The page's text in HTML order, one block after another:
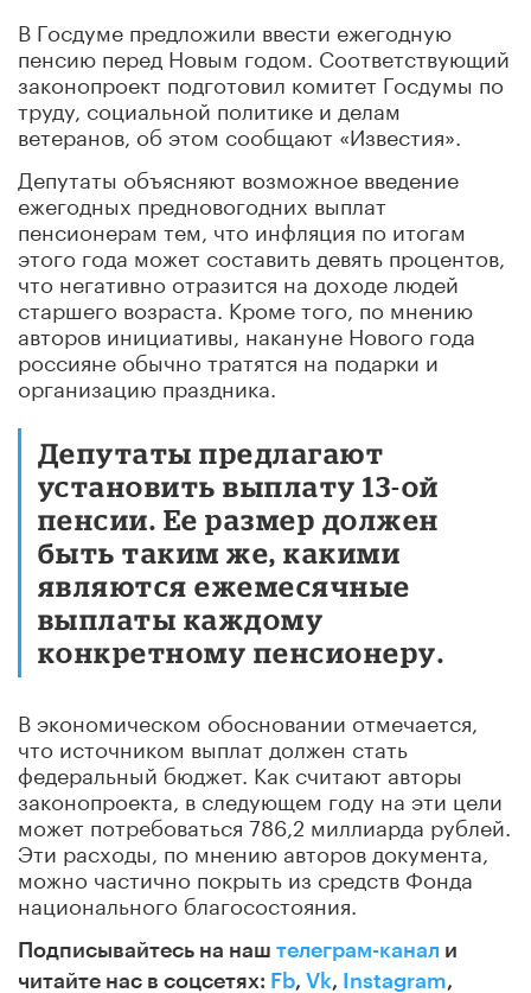
В Госдуме предложили ввести ежегодную
пенсию перед Новым годом. Соответствующий
законопроект подготовил комитет Госдумы по
труду, социальной политике и делам
ветеранов, об этом сообщают «Известия».
Депутаты объясняют возможное введение
ежегодных предновогодних выплат
пенсионерам тем, что инфляция по итогам
этого года может составить девять процентов,
что негативно отразится на доходе людей
старшего возраста. Кроме того, по мнению
авторов инициативы, накануне Нового года
россияне обычно тратятся на подарки и
организацию праздника.
Депутаты предлагают
установить выплату 13-ой
пенсии. Ее размер должен
быть таким же, какими
являются ежемесячные
выплаты каждому
конкретному пенсионеру.
В экономическом обосновании отмечается,
что источником выплат должен стать
федеральный бюджет. Как считают авторы
законопроекта, в следующем году на эти цели
может потребоваться 786,2 миллиарда рублей.
Эти расходы, по мнению авторов документа,
можно частично покрыть из средств Фонда
национального благосостояния.
Подписывайтесь на наш телеграм-канал и
читайте нас в соцсетях: Fb, Vk, Instagram,